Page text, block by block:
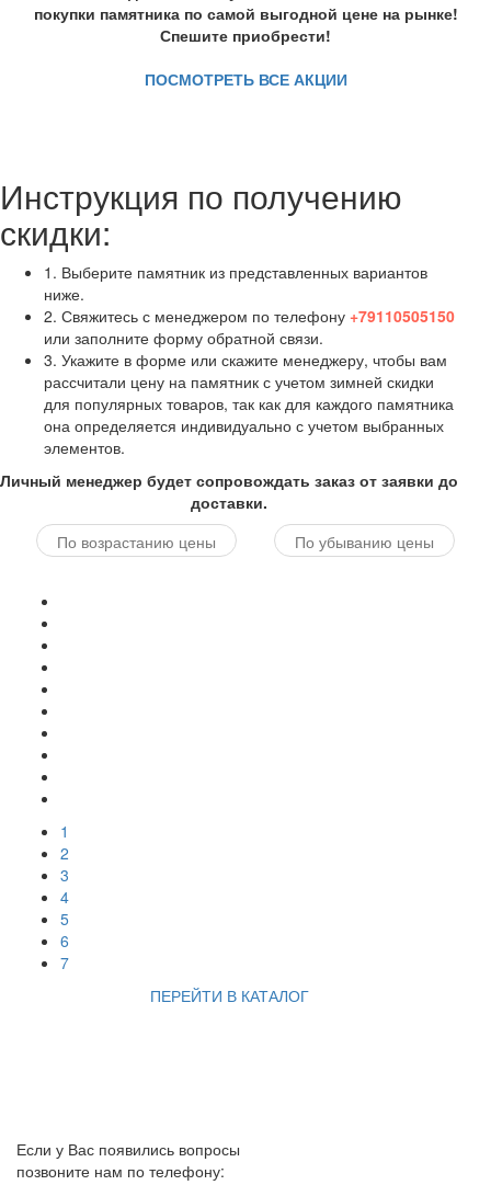
покупки памятника по самой выгодной цене на рынке!
Спешите приобрести!
ПОСМОТРЕТЬ ВСЕ АКЦИИ
Инструкция по получению
скидки:
1. Выберите памятник из представленных вариантов
ниже.
2. Свяжитесь с менеджером по телефону +79110505150
или заполните форму обратной связи.
3. Укажите в форме или скажите менеджеру, чтобы вам
рассчитали цену на памятник с учетом зимней скидки
для популярных товаров, так как для каждого памятника
она определяется индивидуально с учетом выбранных
элементов.
Личный менеджер будет сопровождать заказ от заявки до
доставки.
По возрастанию цены
По убыванию цены
1
2
3
4
5
6
7
ПЕРЕЙТИ В КАТАЛОГ
Если у Вас появились вопросы
позвоните нам по телефону: